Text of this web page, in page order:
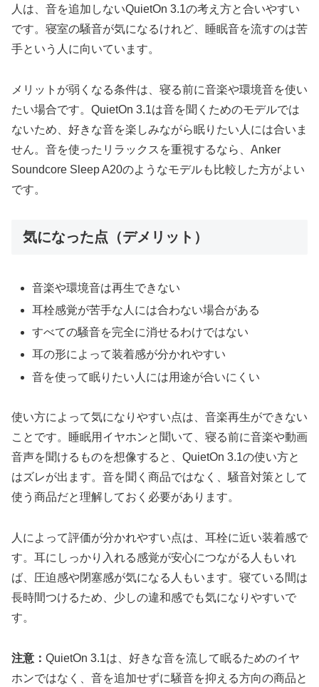
人は、音を追加しないQuietOn 3.1の考え方と合いやすい
です。寝室の騒音が気になるけれど、睡眠音を流すのは苦
手という人に向いています。
メリットが弱くなる条件は、寝る前に音楽や環境音を使い
たい場合です。QuietOn 3.1は音を聞くためのモデルでは
ないため、好きな音を楽しみながら眠りたい人には合いま
せん。音を使ったリラックスを重視するなら、Anker
Soundcore Sleep A20のようなモデルも比較した方がよい
です。
気になった点（デメリット）
音楽や環境音は再生できない
耳栓感覚が苦手な人には合わない場合がある
すべての騒音を完全に消せるわけではない
耳の形によって装着感が分かれやすい
音を使って眠りたい人には用途が合いにくい
使い方によって気になりやすい点は、音楽再生ができない
ことです。睡眠用イヤホンと聞いて、寝る前に音楽や動画
音声を聞けるものを想像すると、QuietOn 3.1の使い方と
はズレが出ます。音を聞く商品ではなく、騒音対策として
使う商品だと理解しておく必要があります。
人によって評価が分かれやすい点は、耳栓に近い装着感で
す。耳にしっかり入れる感覚が安心につながる人もいれ
ば、圧迫感や閉塞感が気になる人もいます。寝ている間は
長時間つけるため、少しの違和感でも気になりやすいで
す。
注意： QuietOn 3.1は、好きな音を流して眠るためのイヤ
ホンではなく、音を追加せずに騒音を抑える方向の商品と